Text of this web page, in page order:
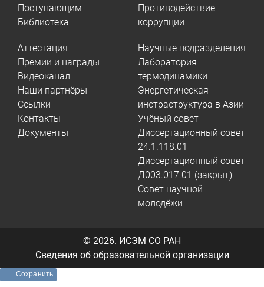
Поступающим
Библиотека
Противодействие
коррупции
Аттестация
Премии и награды
Видеоканал
Наши партнёры
Ссылки
Контакты
Документы
Научные подразделения
Лаборатория
термодинамики
Энергетическая
инстраструктура в Азии
Учёный совет
Диссертационный совет
24.1.118.01
Диссертационный совет
Д003.017.01 (закрыт)
Совет научной
молодёжи
© 2026. ИСЭМ СО РАН
Сведения об образовательной организации
Сохранить